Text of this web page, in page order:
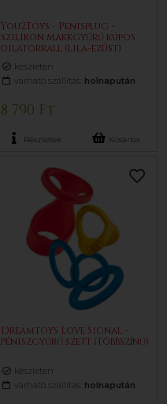
You2Toys - Penisplug -
szilikon makkgyűrű kúpos
dilátorrall (lila-ezüst)
készleten
várható szállítás: holnapután
8 790 Ft
Részletek Kosárba
Dreamtoys Love Signal -
péniszgyűrű szett (többszínű)
készleten
várható szállítás: holnapután